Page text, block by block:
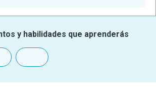
y habilidades que aprenderás